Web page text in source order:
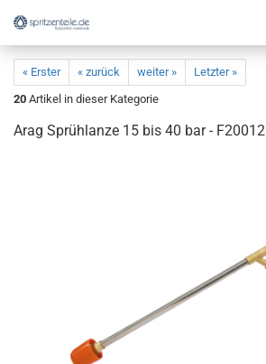
« Erster « zurück weiter »
Letzter »
20 Artikel in dieser Kategorie
Arag Sprühlanze 15 bis 40 bar - F20012